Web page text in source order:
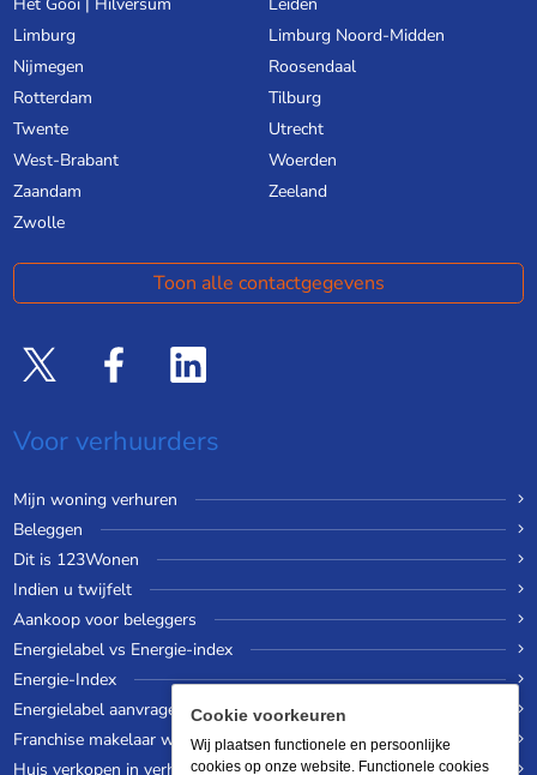
Limburg
Limburg Noord-Midden
Nijmegen
Roosendaal
Rotterdam
Tilburg
Twente
Utrecht
West-Brabant
Woerden
Zaandam
Zeeland
Zwolle
Toon alle contactgegevens
Voor verhuurders
Mijn woning verhuren
Beleggen
Dit is 123Wonen
Indien u twijfelt
Aankoop voor beleggers
Energielabel vs Energie-index
Energie-Index
Energielabel aanvragen
Franchise makelaar worden
Huis verkopen in verhuurde staat
Cookie voorkeuren
Wij plaatsen functionele en persoonlijke
cookies op onze website. Functionele cookies